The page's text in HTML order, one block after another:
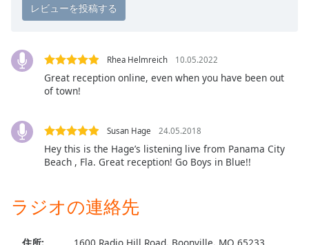
Chapters
Descriptions
descriptions
selected
opens
settings
Rhea Helmreich 10.05.2022
Great reception online, even when you have been out
of town!
Susan Hage 24.05.2018
Hey this is the Hage’s listening live from Panama City
Beach , Fla. Great reception! Go Boys in Blue!!
ラジオの連絡先
住所:
1600 Radio Hill Road, Boonville, MO 65233